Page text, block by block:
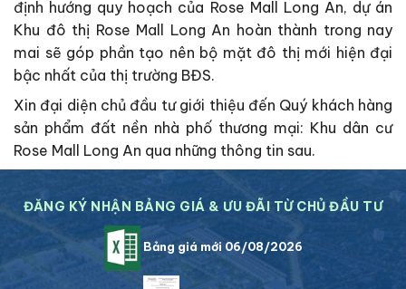
định hướng quy hoạch của Rose Mall Long An, dự án
Khu đô thị Rose Mall Long An hoàn thành trong nay
mai sẽ góp phần tạo nên bộ mặt đô thị mới hiện đại
bậc nhất của thị trường BĐS.
Xin đại diện chủ đầu tư giới thiệu đến Quý khách hàng
sản phẩm đất nền nhà phố thương mại: Khu dân cư
Rose Mall Long An qua những thông tin sau.
ĐĂNG KÝ NHẬN BẢNG GIÁ & ƯU ĐÃI TỪ CHỦ ĐẦU TƯ
Bảng giá mới 06/08/2026